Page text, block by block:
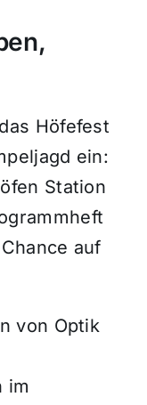
Höfefest
ein:
Station
auf
von Optik
im